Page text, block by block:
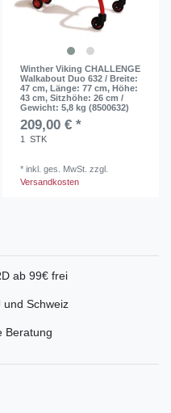
Winther Viking CHALLENGE
Walkabout Duo 632 / Breite:
47 cm, Länge: 77 cm, Höhe:
43 cm, Sitzhöhe: 26 cm /
Gewicht: 5,8 kg (8500632)
209,00 € *
1 STK
*inkl. ges. MwSt. zzgl.
Versandkosten
ab 99€ frei
und Schweiz
Beratung